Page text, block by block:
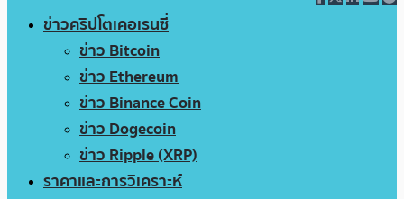
ข่าวคริปโตเคอเรนซี่
ข่าว Bitcoin
ข่าว Ethereum
ข่าว Binance Coin
ข่าว Dogecoin
ข่าว Ripple (XRP)
ราคาและการวิเคราะห์